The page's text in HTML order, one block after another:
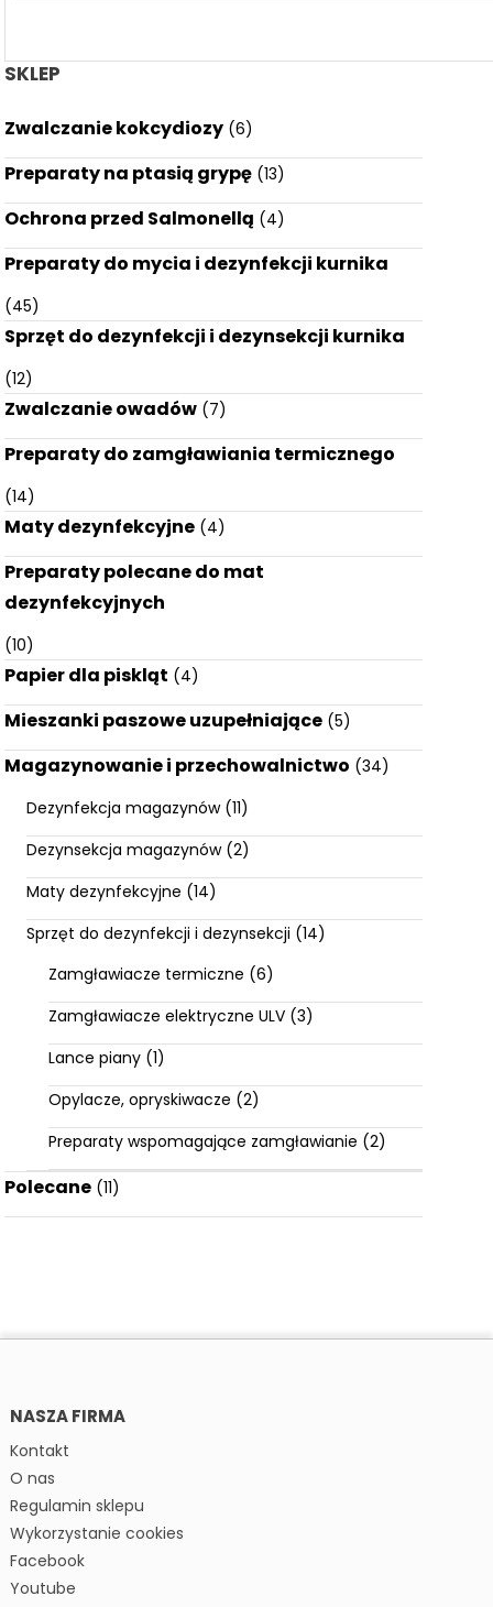
SKLEP
Zwalczanie kokcydiozy (6)
Preparaty na ptasią grypę (13)
Ochrona przed Salmonellą (4)
Preparaty do mycia i dezynfekcji kurnika
(45)
Sprzęt do dezynfekcji i dezynsekcji kurnika
(12)
Zwalczanie owadów (7)
Preparaty do zamgławiania termicznego
(14)
Maty dezynfekcyjne (4)
Preparaty polecane do mat
dezynfekcyjnych
(10)
Papier dla piskląt (4)
Mieszanki paszowe uzupełniające (5)
Magazynowanie i przechowalnictwo (34)
Dezynfekcja magazynów (11)
Dezynsekcja magazynów (2)
Maty dezynfekcyjne (14)
Sprzęt do dezynfekcji i dezynsekcji (14)
Zamgławiacze termiczne (6)
Zamgławiacze elektryczne ULV (3)
Lance piany (1)
Opylacze, opryskiwacze (2)
Preparaty wspomagające zamgławianie (2)
Polecane (11)
NASZA FIRMA
Kontakt
O nas
Regulamin sklepu
Wykorzystanie cookies
Facebook
Youtube